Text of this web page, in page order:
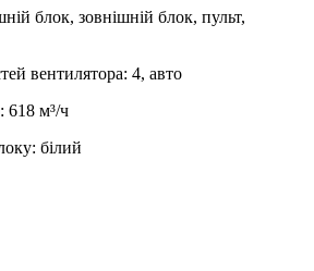
блок, зовнішній блок, пульт,
вентилятора: 4, авто
: 618 м³/ч
: білий